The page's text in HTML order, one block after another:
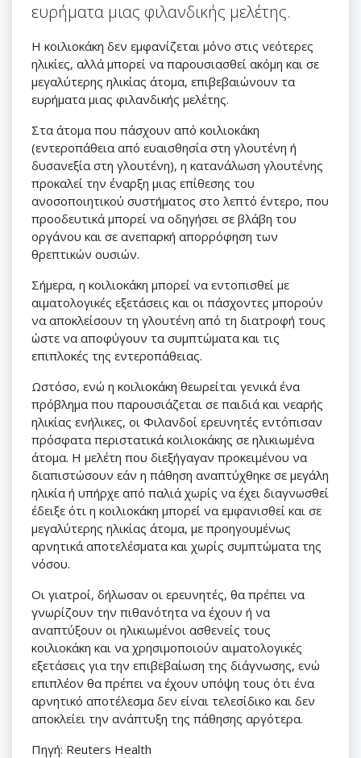
ευρήματα μιας φιλανδικής μελέτης.
Η κοιλιοκάκη δεν εμφανίζεται μόνο στις νεότερες
ηλικίες, αλλά μπορεί να παρουσιασθεί ακόμη και σε
μεγαλύτερης ηλικίας άτομα, επιβεβαιώνουν τα
ευρήματα μιας φιλανδικής μελέτης.
Στα άτομα που πάσχουν από κοιλιοκάκη
(εντεροπάθεια από ευαισθησία στη γλουτένη ή
δυσανεξία στη γλουτένη), η κατανάλωση γλουτένης
προκαλεί την έναρξη μιας επίθεσης του
ανοσοποιητικού συστήματος στο λεπτό έντερο, που
προοδευτικά μπορεί να οδηγήσει σε βλάβη του
οργάνου και σε ανεπαρκή απορρόφηση των
θρεπτικών ουσιών.
Σήμερα, η κοιλιοκάκη μπορεί να εντοπισθεί με
αιματολογικές εξετάσεις και οι πάσχοντες μπορούν
να αποκλείσουν τη γλουτένη από τη διατροφή τους
ώστε να αποφύγουν τα συμπτώματα και τις
επιπλοκές της εντεροπάθειας.
Ωστόσο, ενώ η κοιλιοκάκη θεωρείται γενικά ένα
πρόβλημα που παρουσιάζεται σε παιδιά και νεαρής
ηλικίας ενήλικες, οι Φιλανδοί ερευνητές εντόπισαν
πρόσφατα περιστατικά κοιλιοκάκης σε ηλικιωμένα
άτομα. Η μελέτη που διεξήγαγαν προκειμένου να
διαπιστώσουν εάν η πάθηση αναπτύχθηκε σε μεγάλη
ηλικία ή υπήρχε από παλιά χωρίς να έχει διαγνωσθεί
έδειξε ότι η κοιλιοκάκη μπορεί να εμφανισθεί και σε
μεγαλύτερης ηλικίας άτομα, με προηγουμένως
αρνητικά αποτελέσματα και χωρίς συμπτώματα της
νόσου.
Οι γιατροί, δήλωσαν οι ερευνητές, θα πρέπει να
γνωρίζουν την πιθανότητα να έχουν ή να
αναπτύξουν οι ηλικιωμένοι ασθενείς τους
κοιλιοκάκη και να χρησιμοποιούν αιματολογικές
εξετάσεις για την επιβεβαίωση της διάγνωσης, ενώ
επιπλέον θα πρέπει να έχουν υπόψη τους ότι ένα
αρνητικό αποτέλεσμα δεν είναι τελεσίδικο και δεν
αποκλείει την ανάπτυξη της πάθησης αργότερα.
Πηγή: Reuters Health